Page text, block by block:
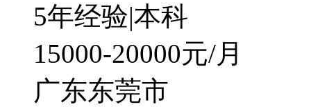
5年经验|本科
15000-20000元/月
广东东莞市